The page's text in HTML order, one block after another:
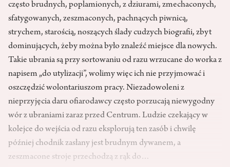
często brudnych, poplamionych, z dziurami, zmechaconych,
sfatygowanych, zeszmaconych, pachnących piwnicą,
strychem, starością, noszących ślady cudzych biografii, zbyt
dominujących, żeby można było znaleźć miejsce dla nowych.
Takie ubrania są przy sortowaniu od razu wrzucane do worka z
napisem „do utylizacji”, wolimy więc ich nie przyjmować i
oszczędzić wolontariuszom pracy. Niezadowoleni z
nieprzyjęcia daru ofiarodawcy często porzucają niewygodny
wór z ubraniami zaraz przed Centrum. Ludzie czekający w
kolejce do wejścia od razu eksplorują ten zasób i chwilę
później chodnik zasłany jest brudnym dywanem, a
zeszmacone stroje przechodzą z rąk do…